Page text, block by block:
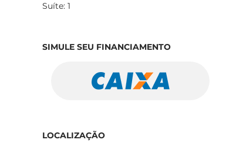
Suíte: 1
SIMULE SEU FINANCIAMENTO
LOCALIZAÇÃO